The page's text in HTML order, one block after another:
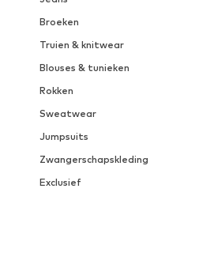
Broeken
Truien & knitwear
Blouses & tunieken
Rokken
Sweatwear
Jumpsuits
Zwangerschapskleding
Exclusief